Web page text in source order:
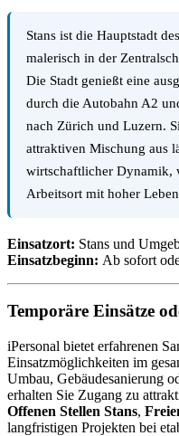
Stans ist die Hauptstadt
malerisch in der
Die Stadt genießt eine
durch die Autobahn A2
nach Zürich und Luzern.
attraktiven Mischung aus
wirtschaftlicher Dynamik,
Arbeitsort mit hoher
Einsatzort: Stans und
Einsatzbeginn: Ab sofort
Temporäre Einsätze
iPersonal bietet erfahrenen
Einsatzmöglichkeiten im
Umbau, Gebäudesanierung
erhalten Sie Zugang zu
Offenen Stellen Stans,
langfristigen Projekten bei